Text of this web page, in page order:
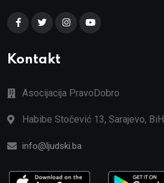
Kontakt
Asocijacija PravoDobro
Habibe Stočević 13, Sarajevo, BiH
info@ljudski.ba